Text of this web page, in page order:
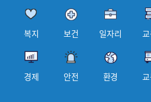
복지 보건 일자리
경제 안전 환경